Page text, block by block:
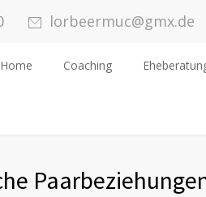
lorbeermuc@gmx.de
Home Coaching